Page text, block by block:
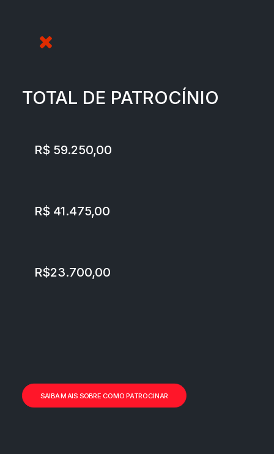
TOTAL DE PATROCÍNIO
R$ 59.250,00
R$ 41.475,00
R$23.700,00
SAIBA MAIS SOBRE COMO PATROCINAR